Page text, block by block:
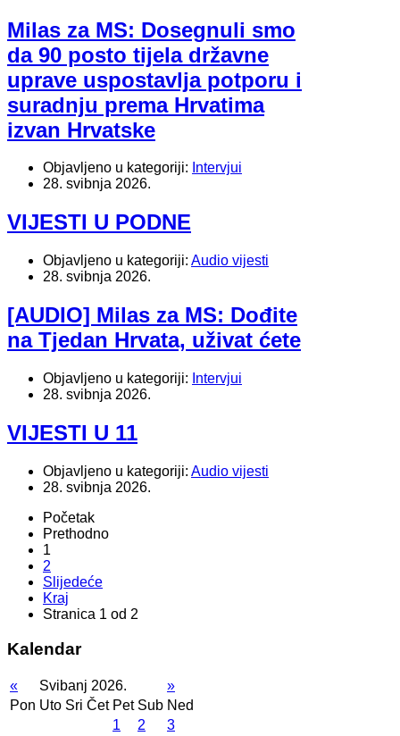
Milas za MS: Dosegnuli smo
da 90 posto tijela državne
uprave uspostavlja potporu i
suradnju prema Hrvatima
izvan Hrvatske
Objavljeno u kategoriji: Intervjui
28. svibnja 2026.
VIJESTI U PODNE
Objavljeno u kategoriji: Audio vijesti
28. svibnja 2026.
[AUDIO] Milas za MS: Dođite
na Tjedan Hrvata, uživat ćete
Objavljeno u kategoriji: Intervjui
28. svibnja 2026.
VIJESTI U 11
Objavljeno u kategoriji: Audio vijesti
28. svibnja 2026.
Početak
Prethodno
1
2
Slijedeće
Kraj
Stranica 1 od 2
Kalendar
« Svibanj 2026.
»
Pon Uto Sri Čet Pet Sub Ned
1
2
3